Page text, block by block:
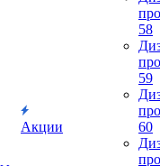
Акции
58
59
60